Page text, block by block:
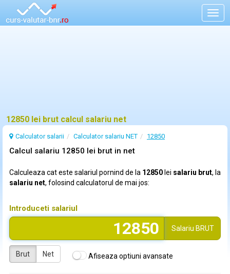
12850 lei brut calcul salariu net
Calculator salarii Calculator salariu NET 12850
Calcul salariu 12850 lei brut in net
Calculeaza cat este salariul pornind de la 12850 lei salariu brut, la
salariu net, folosind calculatorul de mai jos:
Introduceti salariul
Salariu BRUT
Brut Net Afiseaza optiuni avansate